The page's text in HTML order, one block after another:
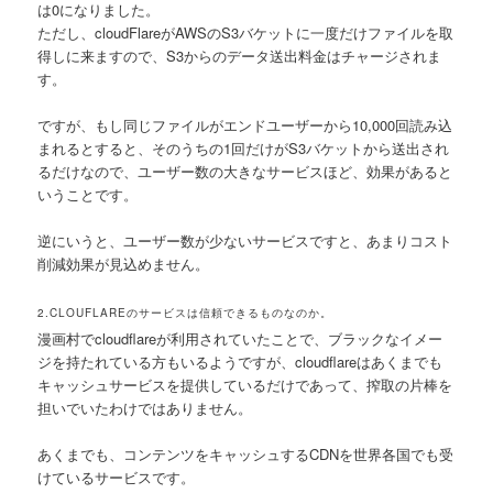
は0になりました。
ただし、cloudFlareがAWSのS3バケットに一度だけファイルを取
得しに来ますので、S3からのデータ送出料金はチャージされま
す。
ですが、もし同じファイルがエンドユーザーから10,000回読み込
まれるとすると、そのうちの1回だけがS3バケットから送出され
るだけなので、ユーザー数の大きなサービスほど、効果があると
いうことです。
逆にいうと、ユーザー数が少ないサービスですと、あまりコスト
削減効果が見込めません。
2.CLOUFLAREのサービスは信頼できるものなのか。
漫画村でcloudflareが利用されていたことで、ブラックなイメー
ジを持たれている方もいるようですが、cloudflareはあくまでも
キャッシュサービスを提供しているだけであって、搾取の片棒を
担いでいたわけではありません。
あくまでも、コンテンツをキャッシュするCDNを世界各国でも受
けているサービスです。